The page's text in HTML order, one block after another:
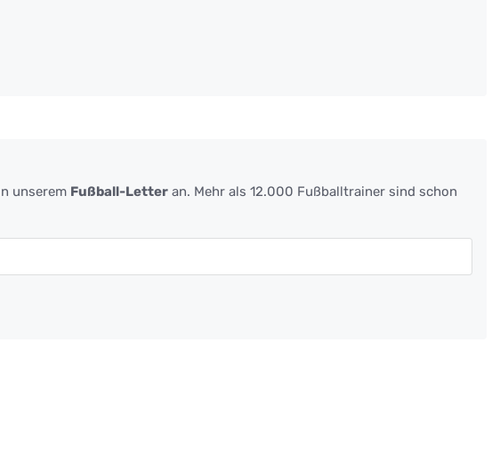
unserem Fußball-Letter an. Mehr als 12.000 Fußballtrainer sind schon